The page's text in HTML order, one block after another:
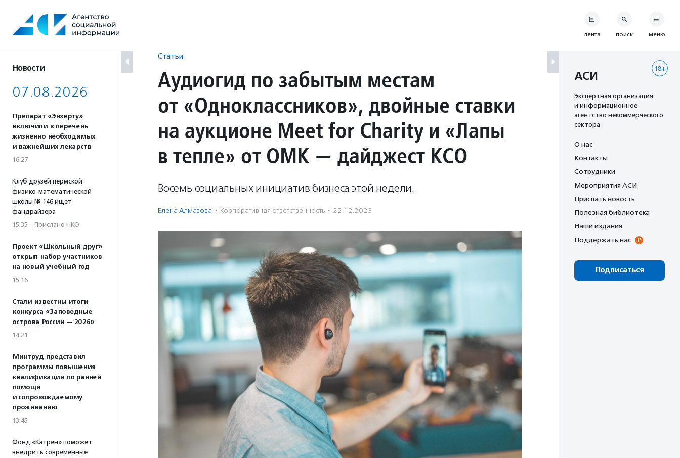
содержанию
Новости
07.08.2026
Препарат «Энхерту»
включили в перечень
жизненно необходимых
и важнейших лекарств
16:27
Клуб друзей пермской
физико-математической
школы № 146 ищет
фандрайзера
15:35 · Прислано НКО
Проект «Школьный друг»
открыл набор участников
на новый учебный год
15:16
Стали известны итоги
конкурса «Заповедные
острова России — 2026»
14:21
Минтруд представил
программы повышения
квалификации по ранней
помощи
и сопровождаемому
проживанию
13:45
Фонд «Катрен» поможет
внедрить современные
Статьи
Аудиогид по забытым местам
от «Одноклассников», двойные ставки
на аукционе Meet for Charity и «Лапы
в тепле» от ОМК — дайджест КСО
Восемь социальных инициатив бизнеса этой недели.
Елена Алмазова · Корпоративная ответственность · 22.12.2023
лента поиск меню
18+
АСИ
Экспертная организация
и информационное
агентство некоммерческого
сектора
О нас
Контакты
Сотрудники
Мероприятия АСИ
Прислать новость
Полезная библиотека
Наши издания
Поддержать нас
Подписаться